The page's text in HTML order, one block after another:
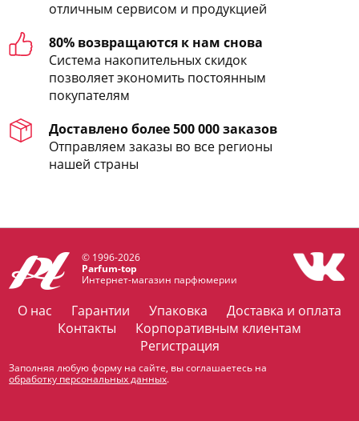
отличным сервисом и продукцией
80% возвращаются к нам снова
Система накопительных скидок
позволяет экономить постоянным
покупателям
Доставлено более 500 000 заказов
Отправляем заказы во все регионы
нашей страны
© 1996-2026
Parfum-top
Интернет-магазин парфюмерии
О нас Гарантии Упаковка
Доставка и оплата
Контакты
Корпоративным клиентам
Регистрация
Заполняя любую форму на сайте, вы соглашаетесь на
обработку персональных данных.